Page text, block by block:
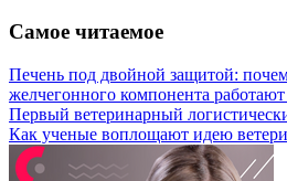
Самое читаемое
Печень под двойной защитой:
желчегонного компонента
Первый ветеринарный
Как ученые воплощают идею